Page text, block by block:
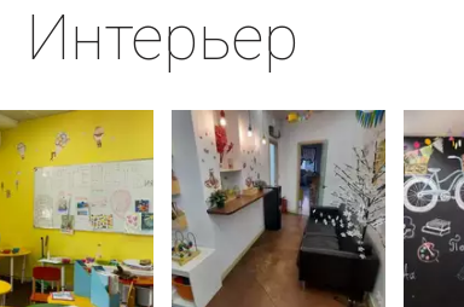
Интерьер